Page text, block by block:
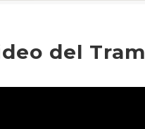
del Tram